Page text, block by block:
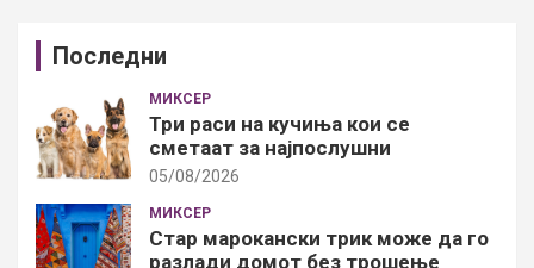
Последни
МИКСЕР
Три раси на кучиња кои се
сметаат за најпослушни
05/08/2026
МИКСЕР
Стар марокански трик може да го
разлади домот без трошење